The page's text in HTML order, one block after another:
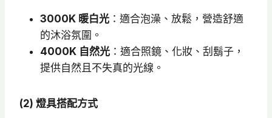
3000K 暖白光 ：適合泡澡、放鬆，營造舒適
的沐浴氛圍。
4000K 自然光 ：適合照鏡、化妝、刮鬍子，
提供自然且不失真的光線。
(2) 燈具搭配方式